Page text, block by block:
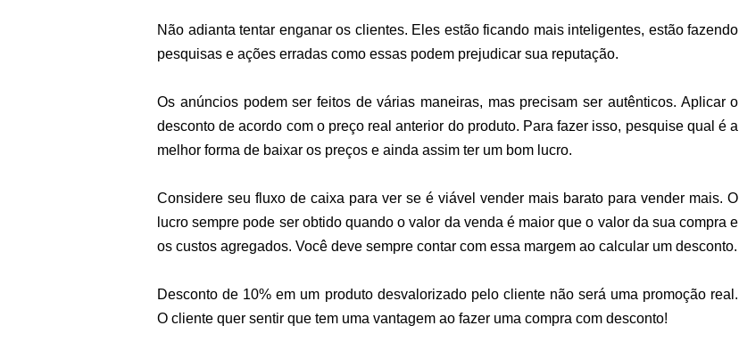
Não adianta tentar enganar os clientes. Eles estão ficando mais inteligentes, estão fazendo
pesquisas e ações erradas como essas podem prejudicar sua reputação.
Os anúncios podem ser feitos de várias maneiras, mas precisam ser autênticos. Aplicar o
desconto de acordo com o preço real anterior do produto. Para fazer isso, pesquise qual é a
melhor forma de baixar os preços e ainda assim ter um bom lucro.
Considere seu fluxo de caixa para ver se é viável vender mais barato para vender mais. O
lucro sempre pode ser obtido quando o valor da venda é maior que o valor da sua compra e
os custos agregados. Você deve sempre contar com essa margem ao calcular um desconto.
Desconto de 10% em um produto desvalorizado pelo cliente não será uma promoção real.
O cliente quer sentir que tem uma vantagem ao fazer uma compra com desconto!